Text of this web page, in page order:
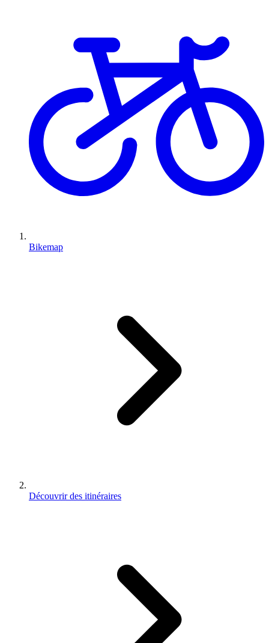
Bikemap
Découvrir des itinéraires